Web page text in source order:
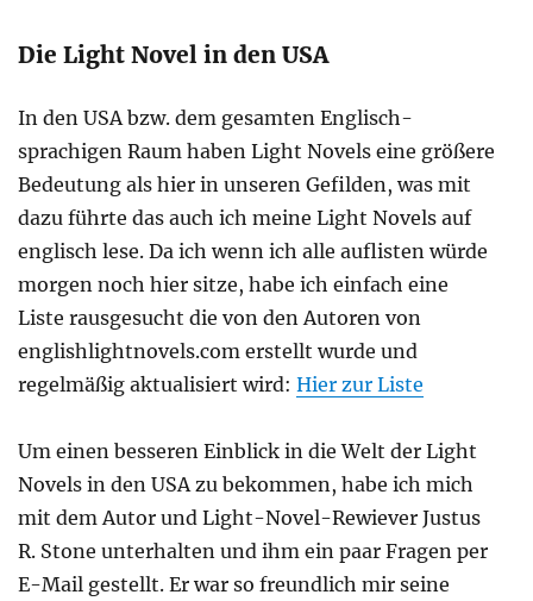
Die Light Novel in den USA
In den USA bzw. dem gesamten Englisch-
sprachigen Raum haben Light Novels eine größere
Bedeutung als hier in unseren Gefilden, was mit
dazu führte das auch ich meine Light Novels auf
englisch lese. Da ich wenn ich alle auflisten würde
morgen noch hier sitze, habe ich einfach eine
Liste rausgesucht die von den Autoren von
englishlightnovels.com erstellt wurde und
regelmäßig aktualisiert wird: Hier zur Liste
Um einen besseren Einblick in die Welt der Light
Novels in den USA zu bekommen, habe ich mich
mit dem Autor und Light-Novel-Rewiever Justus
R. Stone unterhalten und ihm ein paar Fragen per
E-Mail gestellt. Er war so freundlich mir seine